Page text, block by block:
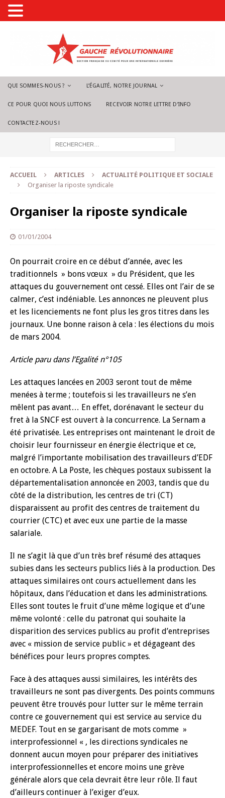
QUI SOMMES-NOUS ? L’ÉGALITÉ, NOTRE JOURNAL
CE POUR QUOI NOUS LUTTONS RECEVOIR NOTRE LETTRE D’INFO
CONTACTEZ-NOUS !
ACCUEIL ARTICLES
ACTUALITÉ POLITIQUE ET SOCIALE
Organiser la riposte syndicale
Organiser la riposte syndicale
01/01/2004
On pourrait croire en ce début d’année, avec les
traditionnels » bons vœux » du Président, que les
attaques du gouvernement ont cessé. Elles ont l’air de se
calmer, c’est indéniable. Les annonces ne pleuvent plus
et les licenciements ne font plus les gros titres dans les
journaux. Une bonne raison à cela : les élections du mois
de mars 2004.
Article paru dans l’Egalité n°105
Les attaques lancées en 2003 seront tout de même
menées à terme ; toutefois si les travailleurs ne s’en
mêlent pas avant… En effet, dorénavant le secteur du
fret à la SNCF est ouvert à la concurrence. La Sernam a
été privatisée. Les entreprises ont maintenant le droit de
choisir leur fournisseur en énergie électrique et ce,
malgré l’importante mobilisation des travailleurs d’EDF
en octobre. A La Poste, les chèques postaux subissent la
départementalisation annoncée en 2003, tandis que du
côté de la distribution, les centres de tri (CT)
disparaissent au profit des centres de traitement du
courrier (CTC) et avec eux une partie de la masse
salariale.
Il ne s’agit là que d’un très bref résumé des attaques
subies dans les secteurs publics liés à la production. Des
attaques similaires ont cours actuellement dans les
hôpitaux, dans l’éducation et dans les administrations.
Elles sont toutes le fruit d’une même logique et d’une
même volonté : celle du patronat qui souhaite la
disparition des services publics au profit d’entreprises
avec « mission de service public » et dégageant des
bénéfices pour leurs propres comptes.
Face à des attaques aussi similaires, les intérêts des
travailleurs ne sont pas divergents. Des points communs
peuvent être trouvés pour lutter sur le même terrain
contre ce gouvernement qui est service au service du
MEDEF. Tout en se gargarisant de mots comme »
interprofessionnel « , les directions syndicales ne
donnent aucun moyen pour préparer des initiatives
interprofessionnelles et encore moins une grève
générale alors que cela devrait être leur rôle. Il faut
d’ailleurs continuer à l’exiger d’eux.